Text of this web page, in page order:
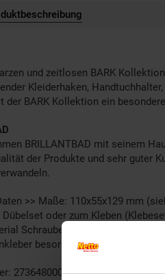
und zeitlosen BARK
Kleiderhaken,
der BARK Kollektion ein
BRILLANTBAD mit seinem
der Produkte und sehr guter
>> Maße: 110x55x129 mm
Dübelset oder zum Kleben
Schrauben & Dübelset (wenn
besorgen). Bitte beachten
2736480000